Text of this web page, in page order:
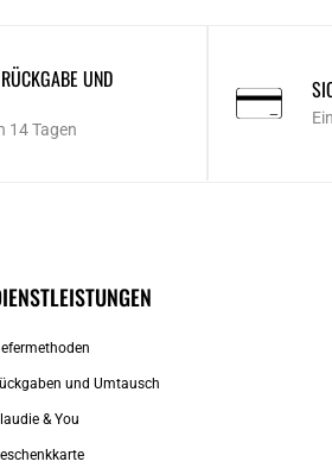
UND
14 Tagen
und Umtausch
& You